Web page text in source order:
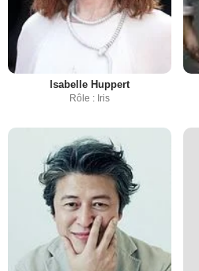
Isabelle Huppert
Rôle : Iris